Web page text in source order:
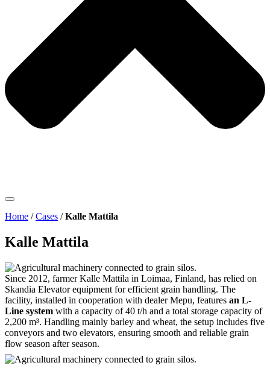
Home /Cases /Kalle Mattila
Kalle Mattila
Since 2012, farmer Kalle Mattila in Loimaa, Finland, has relied on
Skandia Elevator equipment for efficient grain handling. The
facility, installed in cooperation with dealer Mepu, features an L-
Line system with a capacity of 40 t/h and a total storage capacity of
2,200 m³. Handling mainly barley and wheat, the setup includes five
conveyors and two elevators, ensuring smooth and reliable grain
flow season after season.